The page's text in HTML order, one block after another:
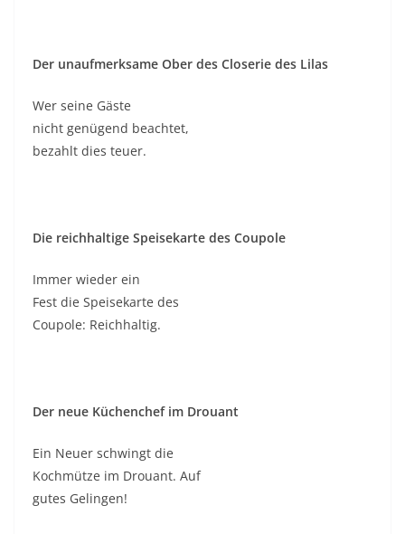
Der unaufmerksame Ober des Closerie des Lilas
Wer seine Gäste
nicht genügend beachtet,
bezahlt dies teuer.
Die reichhaltige Speisekarte des Coupole
Immer wieder ein
Fest die Speisekarte des
Coupole: Reichhaltig.
Der neue Küchenchef im Drouant
Ein Neuer schwingt die
Kochmütze im Drouant. Auf
gutes Gelingen!